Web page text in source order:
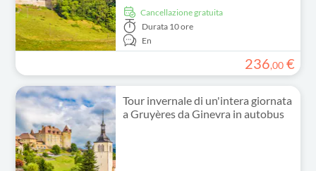
Cancellazione gratuita
Durata 10 ore
En
236,00 €
Tour invernale di un'intera giornata
a Gruyères da Ginevra in autobus